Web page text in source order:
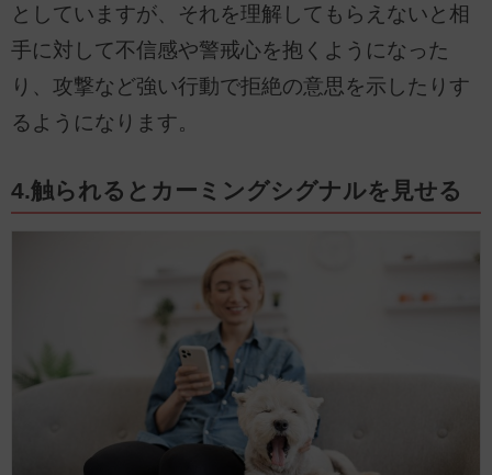
としていますが、それを理解してもらえないと相
手に対して不信感や警戒心を抱くようになった
り、攻撃など強い行動で拒絶の意思を示したりす
るようになります。
4.触られるとカーミングシグナルを見せる